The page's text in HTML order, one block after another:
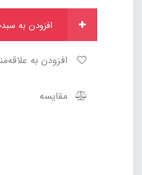
مقایسه